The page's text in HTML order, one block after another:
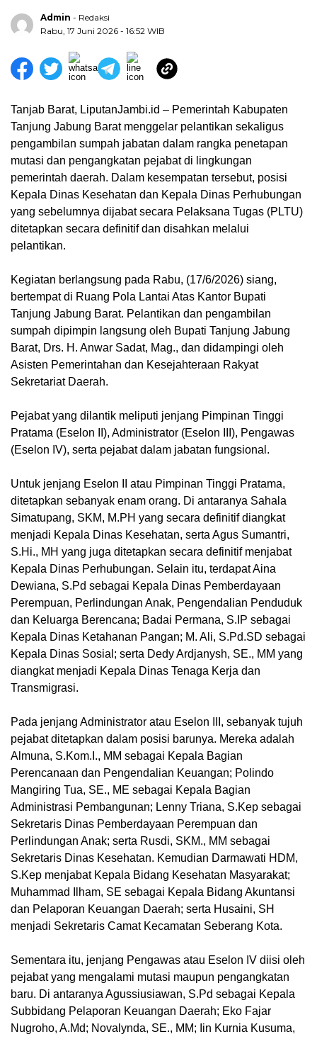
Admin - Redaksi
Rabu, 17 Juni 2026 - 16:52 WIB
Tanjab Barat, LiputanJambi.id – Pemerintah Kabupaten
Tanjung Jabung Barat menggelar pelantikan sekaligus
pengambilan sumpah jabatan dalam rangka penetapan
mutasi dan pengangkatan pejabat di lingkungan
pemerintah daerah. Dalam kesempatan tersebut, posisi
Kepala Dinas Kesehatan dan Kepala Dinas Perhubungan
yang sebelumnya dijabat secara Pelaksana Tugas (PLTU)
ditetapkan secara definitif dan disahkan melalui
pelantikan.
Kegiatan berlangsung pada Rabu, (17/6/2026) siang,
bertempat di Ruang Pola Lantai Atas Kantor Bupati
Tanjung Jabung Barat. Pelantikan dan pengambilan
sumpah dipimpin langsung oleh Bupati Tanjung Jabung
Barat, Drs. H. Anwar Sadat, Mag., dan didampingi oleh
Asisten Pemerintahan dan Kesejahteraan Rakyat
Sekretariat Daerah.
Pejabat yang dilantik meliputi jenjang Pimpinan Tinggi
Pratama (Eselon II), Administrator (Eselon III), Pengawas
(Eselon IV), serta pejabat dalam jabatan fungsional.
Untuk jenjang Eselon II atau Pimpinan Tinggi Pratama,
ditetapkan sebanyak enam orang. Di antaranya Sahala
Simatupang, SKM, M.PH yang secara definitif diangkat
menjadi Kepala Dinas Kesehatan, serta Agus Sumantri,
S.Hi., MH yang juga ditetapkan secara definitif menjabat
Kepala Dinas Perhubungan. Selain itu, terdapat Aina
Dewiana, S.Pd sebagai Kepala Dinas Pemberdayaan
Perempuan, Perlindungan Anak, Pengendalian Penduduk
dan Keluarga Berencana; Badai Permana, S.IP sebagai
Kepala Dinas Ketahanan Pangan; M. Ali, S.Pd.SD sebagai
Kepala Dinas Sosial; serta Dedy Ardjanysh, SE., MM yang
diangkat menjadi Kepala Dinas Tenaga Kerja dan
Transmigrasi.
Pada jenjang Administrator atau Eselon III, sebanyak tujuh
pejabat ditetapkan dalam posisi barunya. Mereka adalah
Almuna, S.Kom.I., MM sebagai Kepala Bagian
Perencanaan dan Pengendalian Keuangan; Polindo
Mangiring Tua, SE., ME sebagai Kepala Bagian
Administrasi Pembangunan; Lenny Triana, S.Kep sebagai
Sekretaris Dinas Pemberdayaan Perempuan dan
Perlindungan Anak; serta Rusdi, SKM., MM sebagai
Sekretaris Dinas Kesehatan. Kemudian Darmawati HDM,
S.Kep menjabat Kepala Bidang Kesehatan Masyarakat;
Muhammad Ilham, SE sebagai Kepala Bidang Akuntansi
dan Pelaporan Keuangan Daerah; serta Husaini, SH
menjadi Sekretaris Camat Kecamatan Seberang Kota.
Sementara itu, jenjang Pengawas atau Eselon IV diisi oleh
pejabat yang mengalami mutasi maupun pengangkatan
baru. Di antaranya Agussiusiawan, S.Pd sebagai Kepala
Subbidang Pelaporan Keuangan Daerah; Eko Fajar
Nugroho, A.Md; Novalynda, SE., MM; Iin Kurnia Kusuma,